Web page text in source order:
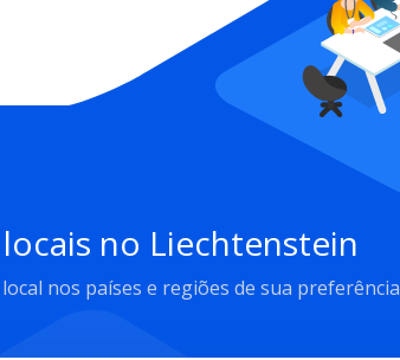
no Liechtenstein
nos países e regiões de sua preferência